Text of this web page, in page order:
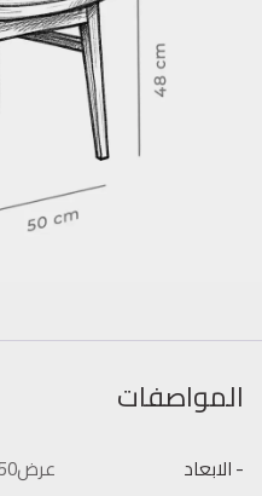
المواصفات
- الابعاد